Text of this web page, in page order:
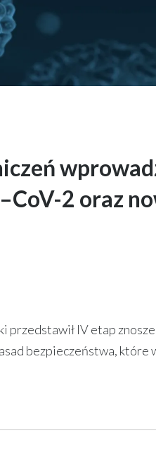
2 oraz
przedstawił IV etap
bezpieczeństwa, które